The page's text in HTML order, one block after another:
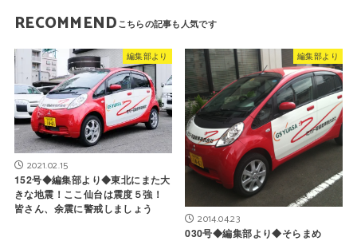
RECOMMEND
編集部より
2021.02.15
152号◆編集部より◆東北にまた大
きな地震！ここ仙台は震度５強！
皆さん、余震に警戒しましょう
編集部より
2014.04.23
030号◆編集部より◆そらまめ